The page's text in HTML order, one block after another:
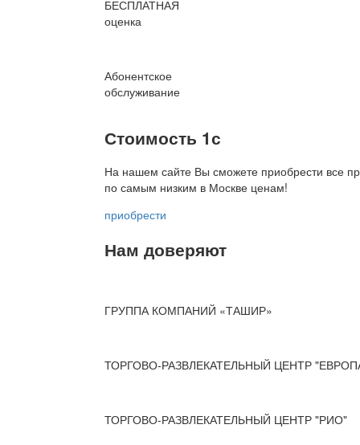
БЕСПЛАТНАЯ
оценка
Абонентское
обслуживание
Стоимость 1с
На нашем сайте Вы сможете приобрести все
по самым низким в Москве ценам!
приобрести
Нам доверяют
ГРУППА КОМПАНИЙ «ТАШИР»
ТОРГОВО-РАЗВЛЕКАТЕЛЬНЫЙ ЦЕНТР
ТОРГОВО-РАЗВЛЕКАТЕЛЬНЫЙ ЦЕНТР "РИО"